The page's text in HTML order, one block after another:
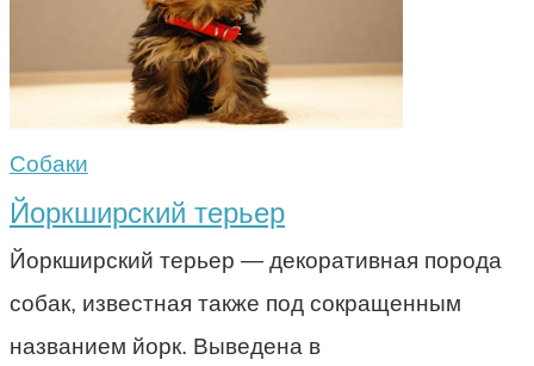
Собаки
Йоркширский терьер
Йоркширский терьер — декоративная порода
собак, известная также под сокращенным
названием йорк. Выведена в